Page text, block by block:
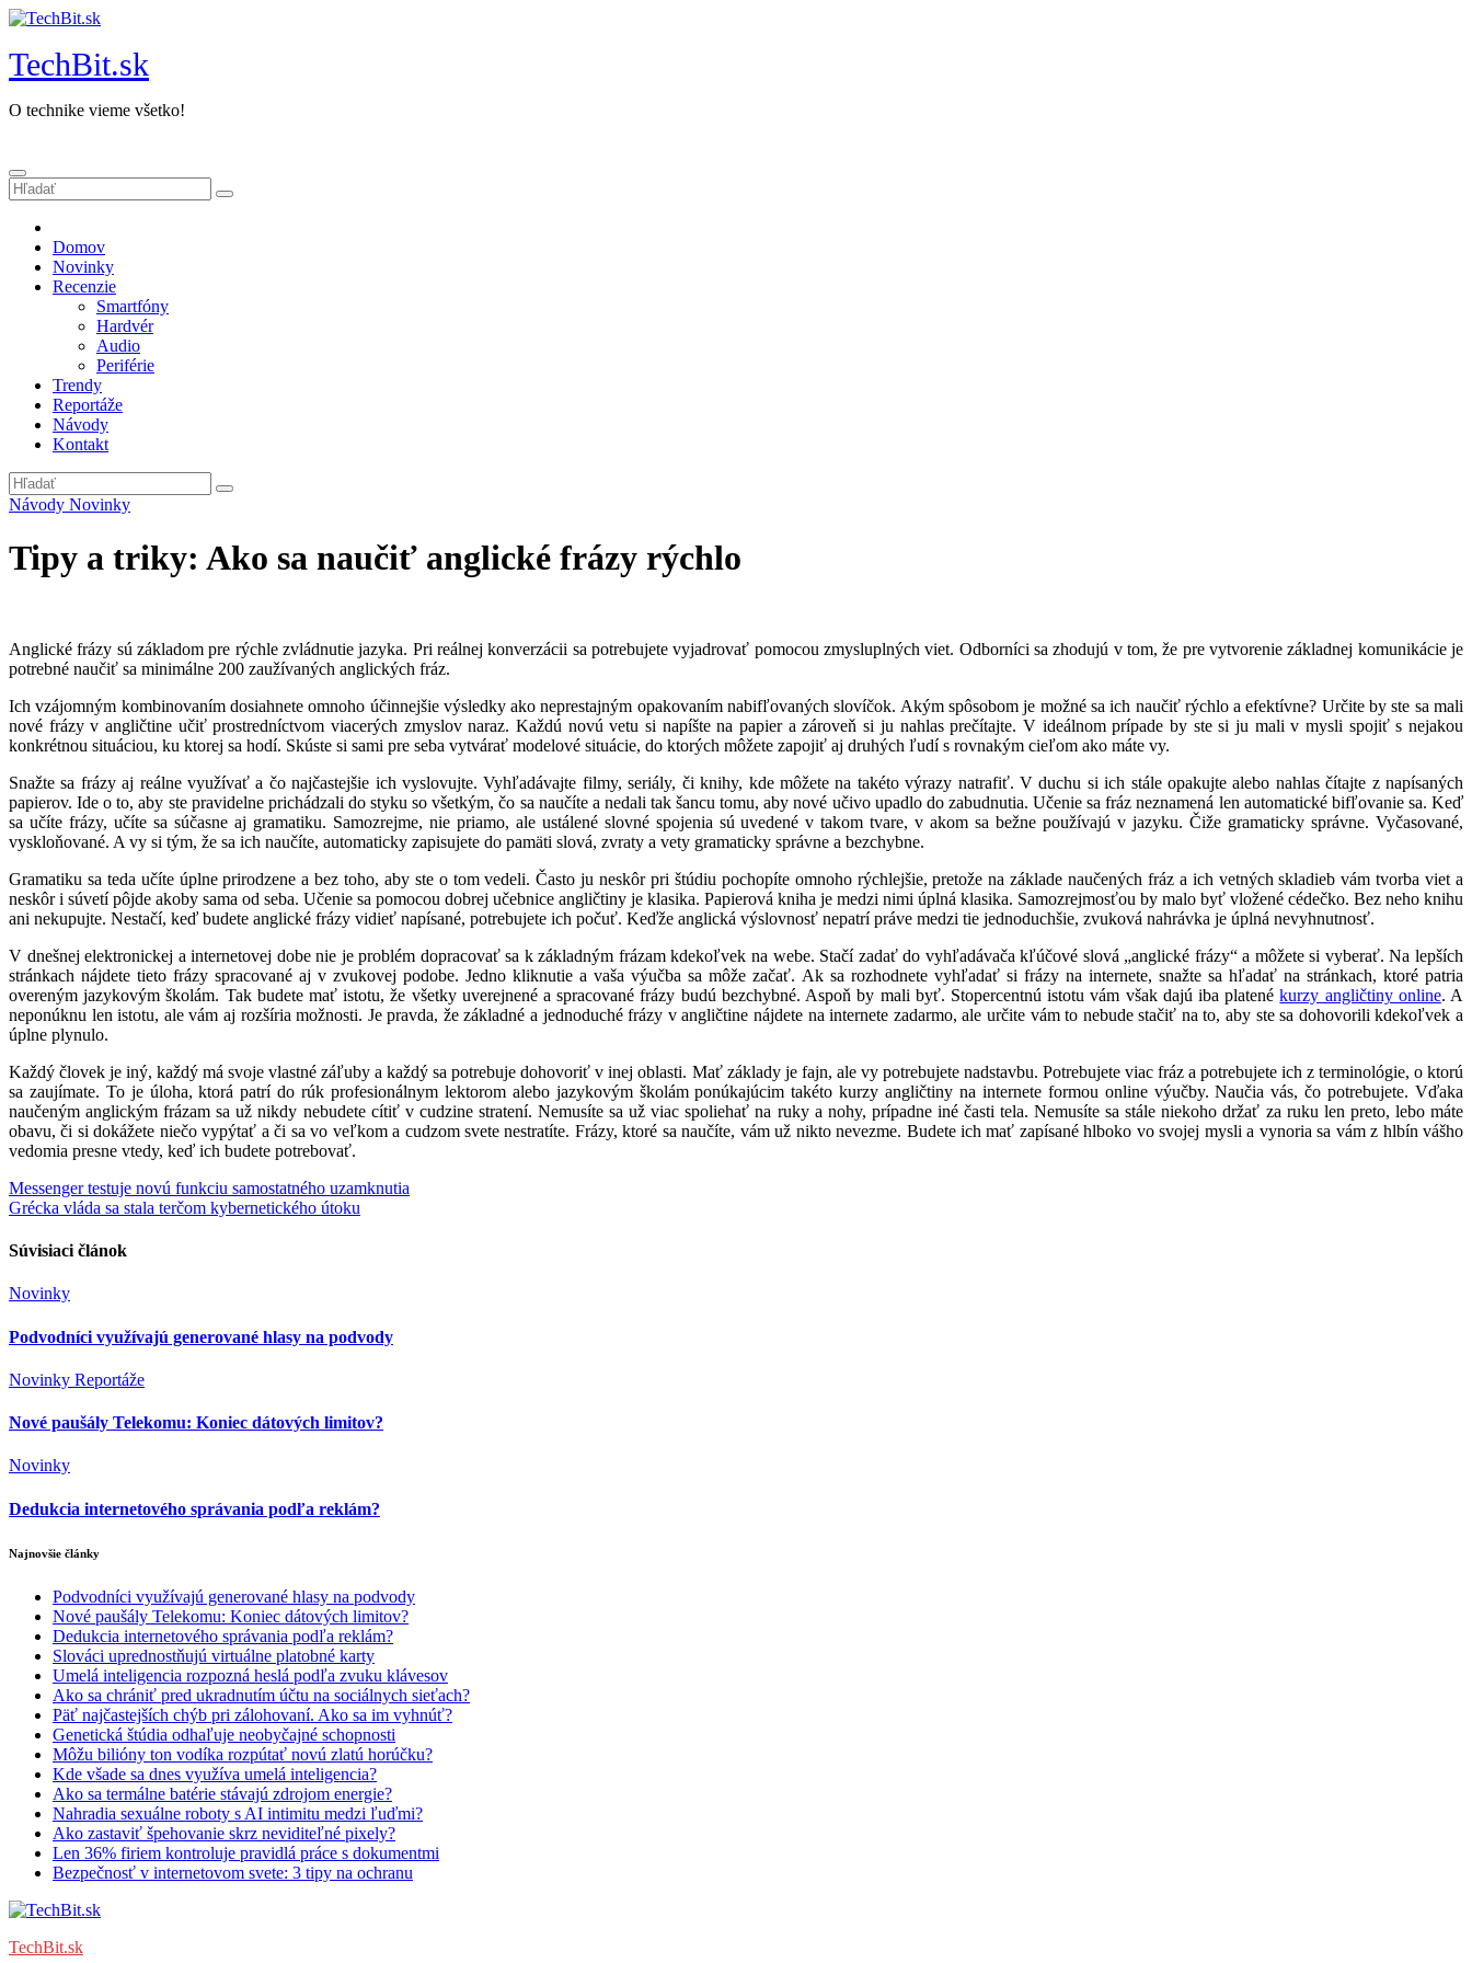
Prejsť
obsah
TechBit.sk
O technike vieme všetko!
Domov
Novinky
Recenzie
Smartfóny
Hardvér
Audio
Periférie
Trendy
Reportáže
Návody
Kontakt
Návody Novinky
Tipy a triky: Ako sa naučiť anglické frázy rýchlo
Anglické frázy sú základom pre rýchle zvládnutie jazyka. Pri reálnej konverzácii sa potrebujete vyjadrovať pomocou zmysluplných viet. Odborníci sa zhodujú v tom, že pre vytvorenie základnej komunikácie je
potrebné naučiť sa minimálne 200 zaužívaných anglických fráz.
Ich vzájomným kombinovaním dosiahnete omnoho účinnejšie výsledky ako neprestajným opakovaním nabifľovaných slovíčok. Akým spôsobom je možné sa ich naučiť rýchlo a efektívne? Určite by ste sa mali
nové frázy v angličtine učiť prostredníctvom viacerých zmyslov naraz. Každú novú vetu si napíšte na papier a zároveň si ju nahlas prečítajte. V ideálnom prípade by ste si ju mali v mysli spojiť s nejakou
konkrétnou situáciou, ku ktorej sa hodí. Skúste si sami pre seba vytvárať modelové situácie, do ktorých môžete zapojiť aj druhých ľudí s rovnakým cieľom ako máte vy.
Snažte sa frázy aj reálne využívať a čo najčastejšie ich vyslovujte. Vyhľadávajte filmy, seriály, či knihy, kde môžete na takéto výrazy natrafiť. V duchu si ich stále opakujte alebo nahlas čítajte z napísaných
papierov. Ide o to, aby ste pravidelne prichádzali do styku so všetkým, čo sa naučíte a nedali tak šancu tomu, aby nové učivo upadlo do zabudnutia. Učenie sa fráz neznamená len automatické bifľovanie sa. Keď
sa učíte frázy, učíte sa súčasne aj gramatiku. Samozrejme, nie priamo, ale ustálené slovné spojenia sú uvedené v takom tvare, v akom sa bežne používajú v jazyku. Čiže gramaticky správne. Vyčasované,
vyskloňované. A vy si tým, že sa ich naučíte, automaticky zapisujete do pamäti slová, zvraty a vety gramaticky správne a bezchybne.
Gramatiku sa teda učíte úplne prirodzene a bez toho, aby ste o tom vedeli. Často ju neskôr pri štúdiu pochopíte omnoho rýchlejšie, pretože na základe naučených fráz a ich vetných skladieb vám tvorba viet a
neskôr i súvetí pôjde akoby sama od seba. Učenie sa pomocou dobrej učebnice angličtiny je klasika. Papierová kniha je medzi nimi úplná klasika. Samozrejmosťou by malo byť vložené cédečko. Bez neho knihu
ani nekupujte. Nestačí, keď budete anglické frázy vidieť napísané, potrebujete ich počuť. Keďže anglická výslovnosť nepatrí práve medzi tie jednoduchšie, zvuková nahrávka je úplná nevyhnutnosť.
V dnešnej elektronickej a internetovej dobe nie je problém dopracovať sa k základným frázam kdekoľvek na webe. Stačí zadať do vyhľadávača kľúčové slová „anglické frázy“ a môžete si vyberať. Na lepších
stránkach nájdete tieto frázy spracované aj v zvukovej podobe. Jedno kliknutie a vaša výučba sa môže začať. Ak sa rozhodnete vyhľadať si frázy na internete, snažte sa hľadať na stránkach, ktoré patria
overeným jazykovým školám. Tak budete mať istotu, že všetky uverejnené a spracované frázy budú bezchybné. Aspoň by mali byť. Stopercentnú istotu vám však dajú iba platenékurzy angličtiny online. A
neponúknu len istotu, ale vám aj rozšíria možnosti. Je pravda, že základné a jednoduché frázy v angličtine nájdete na internete zadarmo, ale určite vám to nebude stačiť na to, aby ste sa dohovorili kdekoľvek a
úplne plynulo.
Každý človek je iný, každý má svoje vlastné záľuby a každý sa potrebuje dohovoriť v inej oblasti. Mať základy je fajn, ale vy potrebujete nadstavbu. Potrebujete viac fráz a potrebujete ich z terminológie, o ktorú
sa zaujímate. To je úloha, ktorá patrí do rúk profesionálnym lektorom alebo jazykovým školám ponúkajúcim takéto kurzy angličtiny na internete formou online výučby. Naučia vás, čo potrebujete. Vďaka
naučeným anglickým frázam sa už nikdy nebudete cítiť v cudzine stratení. Nemusíte sa už viac spoliehať na ruky a nohy, prípadne iné časti tela. Nemusíte sa stále niekoho držať za ruku len preto, lebo máte
obavu, či si dokážete niečo vypýtať a či sa vo veľkom a cudzom svete nestratíte. Frázy, ktoré sa naučíte, vám už nikto nevezme. Budete ich mať zapísané hlboko vo svojej mysli a vynoria sa vám z hlbín vášho
vedomia presne vtedy, keď ich budete potrebovať.
Navigácia
v
článku
Messenger testuje novú funkciu samostatného uzamknutia
Grécka vláda sa stala terčom kybernetického útoku
Súvisiaci článok
Novinky
Podvodníci využívajú generované hlasy na podvody
Novinky Reportáže
Nové paušály Telekomu: Koniec dátových limitov?
Novinky
Dedukcia internetového správania podľa reklám?
Najnovšie články
Podvodníci využívajú generované hlasy na podvody
Nové paušály Telekomu: Koniec dátových limitov?
Dedukcia internetového správania podľa reklám?
Slováci uprednostňujú virtuálne platobné karty
Umelá inteligencia rozpozná heslá podľa zvuku klávesov
Ako sa chrániť pred ukradnutím účtu na sociálnych sieťach?
Päť najčastejších chýb pri zálohovaní. Ako sa im vyhnúť?
Genetická štúdia odhaľuje neobyčajné schopnosti
Môžu bilióny ton vodíka rozpútať novú zlatú horúčku?
Kde všade sa dnes využíva umelá inteligencia?
Ako sa termálne batérie stávajú zdrojom energie?
Nahradia sexuálne roboty s AI intimitu medzi ľuďmi?
Ako zastaviť špehovanie skrz neviditeľné pixely?
Len 36% firiem kontroluje pravidlá práce s dokumentmi
Bezpečnosť v internetovom svete: 3 tipy na ochranu
TechBit.sk